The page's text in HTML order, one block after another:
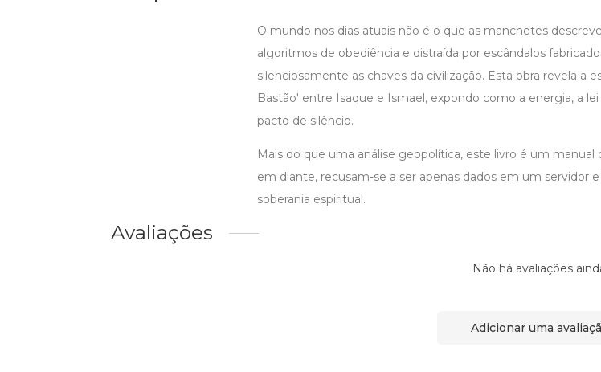
O mundo nos dias atuais não é o que as manchetes
algoritmos de obediência e distraída por escândalos
silenciosamente as chaves da civilização. Esta obra revela a
Bastão' entre Isaque e Ismael, expondo como a energia, a
pacto de silêncio.
Mais do que uma análise geopolítica, este livro é um manual
em diante, recusam-se a ser apenas dados em um servidor
soberania espiritual.
Avaliações
Não há avaliações
Adicionar uma